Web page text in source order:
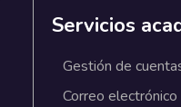
Servicios
Gestión de
Correo electrónico